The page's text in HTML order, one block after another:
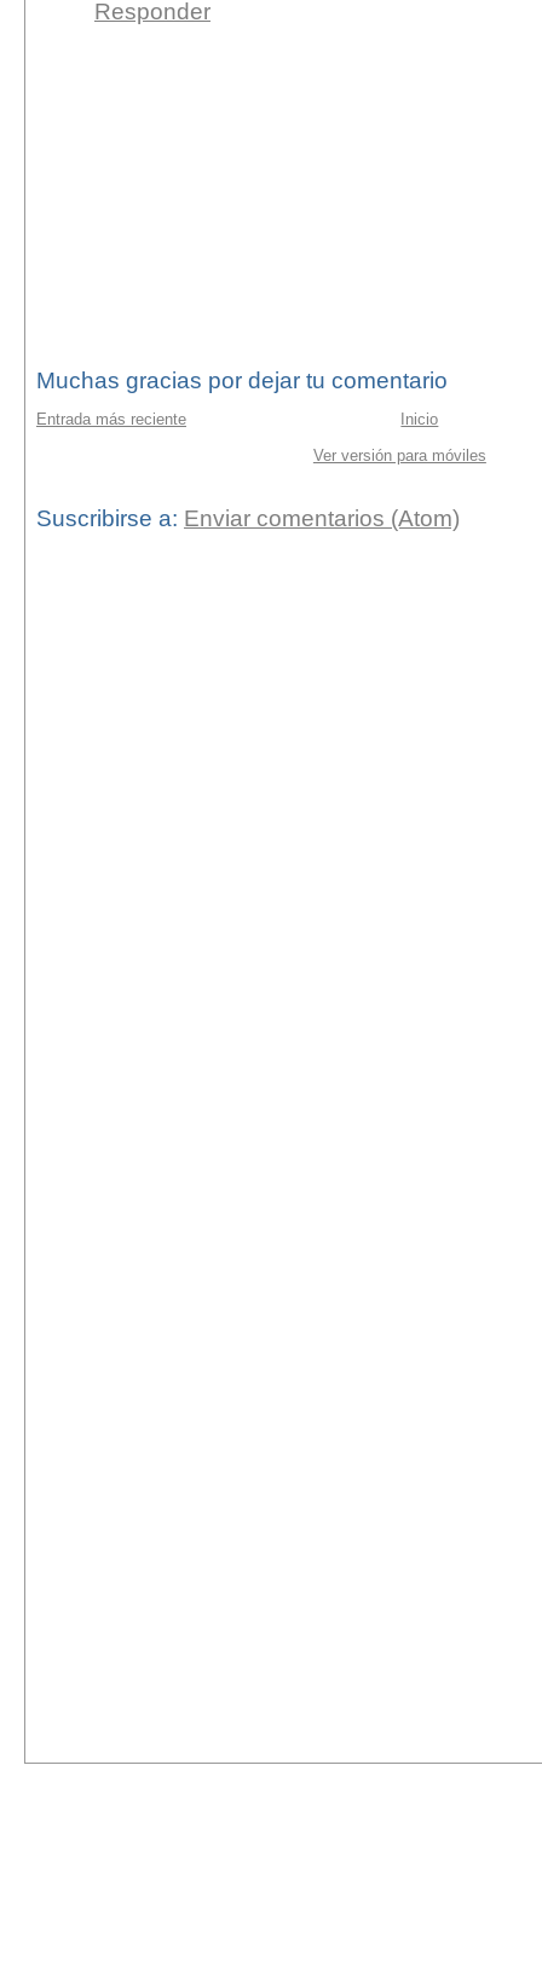
Responder
Muchas gracias por dejar tu comentario
Entrada más reciente
Inicio
Ver versión para móviles
Suscribirse a: Enviar comentarios (Atom)